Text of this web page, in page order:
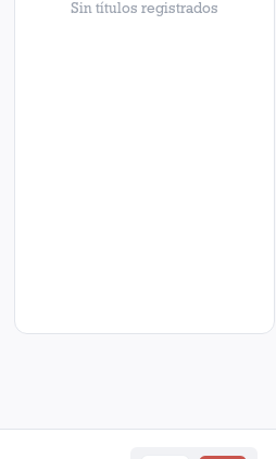
Sin títulos registrados